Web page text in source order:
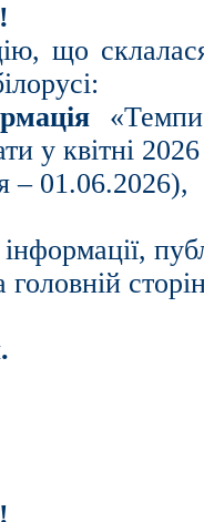
що
у квітні
– 01.06.2026),